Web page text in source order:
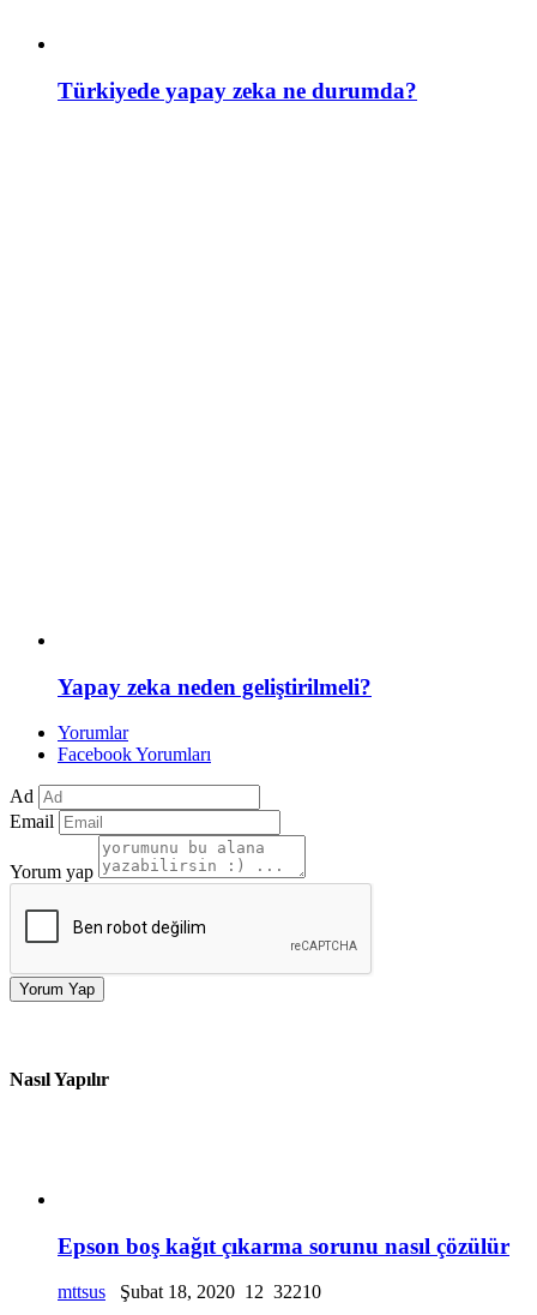
Türkiyede yapay zeka ne durumda?
Yapay zeka neden geliştirilmeli?
Yorumlar
Facebook Yorumları
Ad
Email
Yorum yap
Yorum Yap
Nasıl Yapılır
Epson boş kağıt çıkarma sorunu nasıl çözülür
mttsus Şubat 18, 2020 12 32210